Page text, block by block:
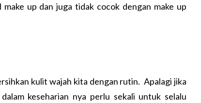
up dan juga tidak cocok dengan make up
kulit wajah kita dengan rutin. Apalagi jika
keseharian nya perlu sekali untuk selalu